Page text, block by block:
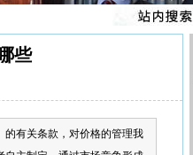
些
有关条款，对价格的管理我